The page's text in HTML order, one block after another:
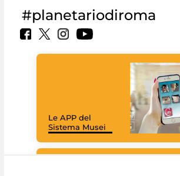
#planetariodiroma
Le APP del
Sistema Musei